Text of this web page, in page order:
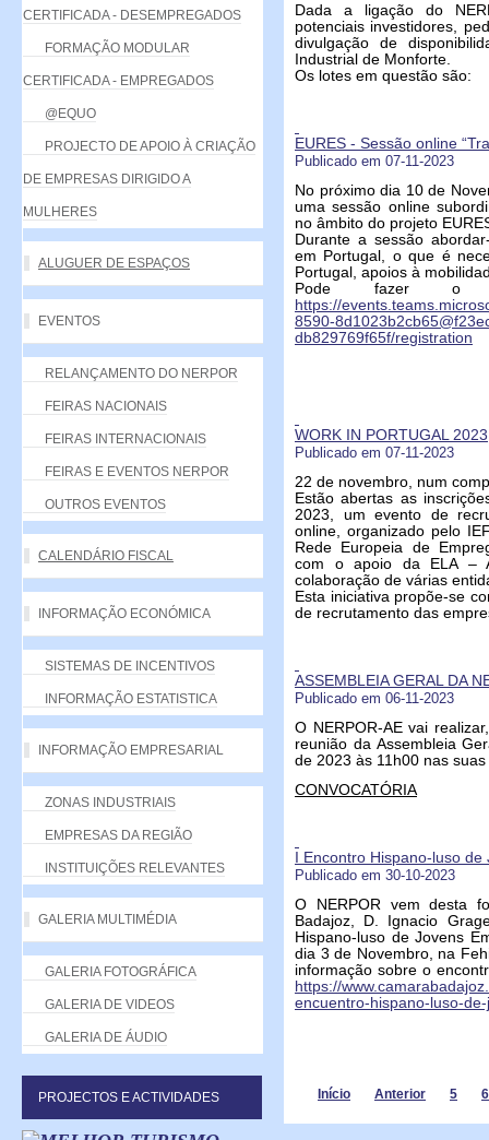
CERTIFICADA - DESEMPREGADOS
FORMAÇÃO MODULAR
CERTIFICADA - EMPREGADOS
@EQUO
PROJECTO DE APOIO À CRIAÇÃO
DE EMPRESAS DIRIGIDO A
MULHERES
ALUGUER DE ESPAÇOS
EVENTOS
RELANÇAMENTO DO NERPOR
FEIRAS NACIONAIS
FEIRAS INTERNACIONAIS
FEIRAS E EVENTOS NERPOR
OUTROS EVENTOS
CALENDÁRIO FISCAL
INFORMAÇÃO ECONÓMICA
SISTEMAS DE INCENTIVOS
INFORMAÇÃO ESTATISTICA
INFORMAÇÃO EMPRESARIAL
ZONAS INDUSTRIAIS
EMPRESAS DA REGIÃO
INSTITUIÇÕES RELEVANTES
GALERIA MULTIMÉDIA
GALERIA FOTOGRÁFICA
GALERIA DE VIDEOS
GALERIA DE ÁUDIO
PROJECTOS E ACTIVIDADES
Dada a ligação do
potenciais investidores,
divulgação de
Industrial de Monforte.
Os lotes em questão são:
EURES - Sessão online
Publicado em 07-11-2023
No próximo dia 10 de
uma sessão online
no âmbito do projeto
Durante a sessão
em Portugal, o que é
Portugal, apoios à
Pode fazer o
https://
8590-
db829769f65f/registration
WORK IN PORTUGAL 2023
Publicado em 07-11-2023
22 de novembro, num
Estão abertas as
2023, um evento de
online, organizado pelo
Rede Europeia de
com o apoio da ELA –
colaboração de várias
Esta iniciativa propõe-se
de recrutamento das
ASSEMBLEIA GERAL DA
Publicado em 06-11-2023
O NERPOR-AE vai
reunião da Assembleia
de 2023 às 11h00 nas
CONVOCATÓRIA
I Encontro Hispano-luso
Publicado em 30-10-2023
O NERPOR vem desta
Badajoz, D. Ignacio
Hispano-luso de Jovens
dia 3 de Novembro, na
informação sobre o
https://
encuentro-hispano-luso-
Início Anterior 5 6